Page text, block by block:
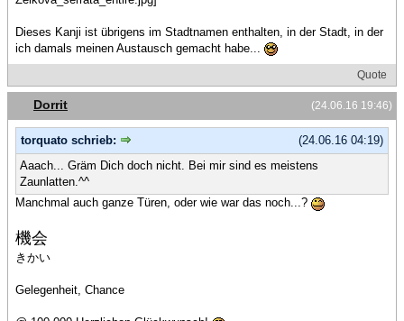
Dieses Kanji ist übrigens im Stadtnamen enthalten, in der Stadt, in der
ich damals meinen Austausch gemacht habe...
Quote
(24.06.16 19:46)
Dorrit
(24.06.16 04:19)
torquato schrieb:
Aaach... Gräm Dich doch nicht. Bei mir sind es meistens
Zaunlatten.^^
Manchmal auch ganze Türen, oder wie war das noch...?
機会
きかい
Gelegenheit, Chance